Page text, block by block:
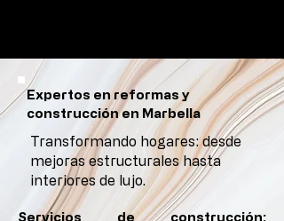
Expertos en reformas y
construcción en Marbella
Transformando hogares: desde
mejoras estructurales hasta
interiores de lujo.
Servicios de construcción: